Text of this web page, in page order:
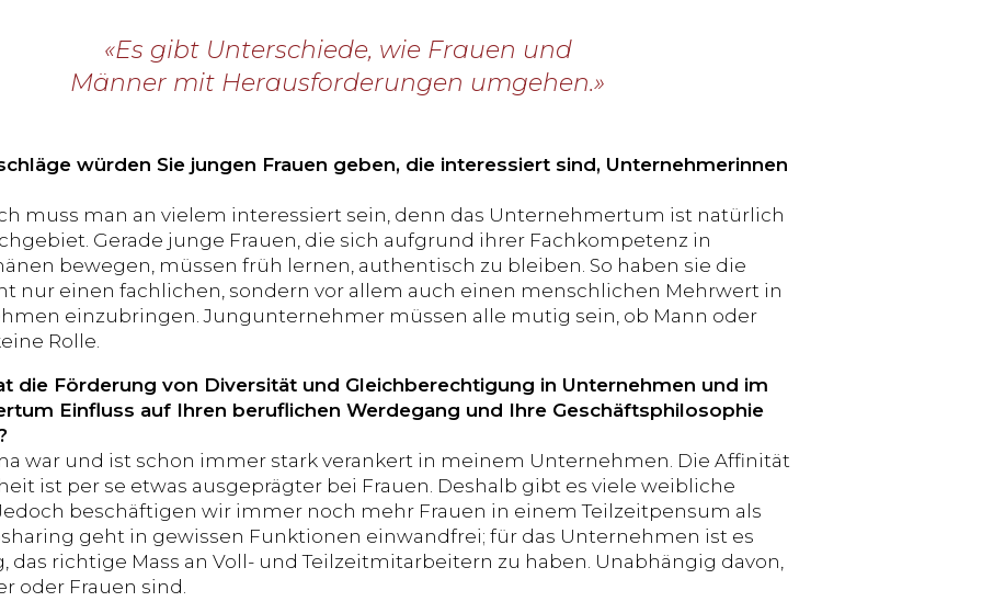
«Es gibt Unterschiede, wie Frauen und
Männer mit Herausforderungen umgehen.»
würden Sie jungen Frauen geben, die interessiert sind, Unternehmerinnen
muss man an vielem interessiert sein, denn das Unternehmertum ist natürlich
Gerade junge Frauen, die sich aufgrund ihrer Fachkompetenz in
bewegen, müssen früh lernen, authentisch zu bleiben. So haben sie die
nur einen fachlichen, sondern vor allem auch einen menschlichen Mehrwert in
einzubringen. Jungunternehmer müssen alle mutig sein, ob Mann oder
Rolle.
die Förderung von Diversität und Gleichberechtigung in Unternehmen und im
Einfluss auf Ihren beruflichen Werdegang und Ihre Geschäftsphilosophie
war und ist schon immer stark verankert in meinem Unternehmen. Die Affinität
ist per se etwas ausgeprägter bei Frauen. Deshalb gibt es viele weibliche
beschäftigen wir immer noch mehr Frauen in einem Teilzeitpensum als
geht in gewissen Funktionen einwandfrei; für das Unternehmen ist es
das richtige Mass an Voll- und Teilzeitmitarbeitern zu haben. Unabhängig davon,
oder Frauen sind.